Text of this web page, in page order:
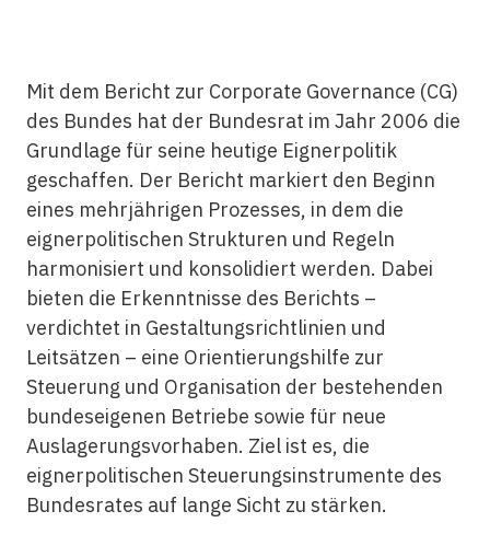
Mit dem Bericht zur Corporate Governance (CG)
des Bundes hat der Bundesrat im Jahr 2006 die
Grundlage für seine heutige Eignerpolitik
geschaffen. Der Bericht markiert den Beginn
eines mehrjährigen Prozesses, in dem die
eignerpolitischen Strukturen und Regeln
harmonisiert und konsolidiert werden. Dabei
bieten die Erkenntnisse des Berichts –
verdichtet in Gestaltungsrichtlinien und
Leitsätzen – eine Orientierungshilfe zur
Steuerung und Organisation der bestehenden
bundeseigenen Betriebe sowie für neue
Auslagerungsvorhaben. Ziel ist es, die
eignerpolitischen Steuerungsinstrumente des
Bundesrates auf lange Sicht zu stärken.